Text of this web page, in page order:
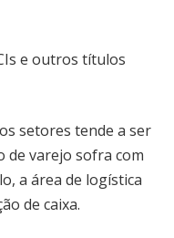
e outros títulos
setores tende a ser
de varejo sofra com
a área de logística
de caixa.